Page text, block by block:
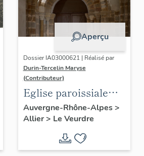
Aperçu
Dossier IA03000621 | Réalisé par
Durin-Tercelin Maryse
(Contributeur)
Eglise paroissiale
Saint-Hippolyte
Auvergne-Rhône-Alpes>
Allier> Le Veurdre